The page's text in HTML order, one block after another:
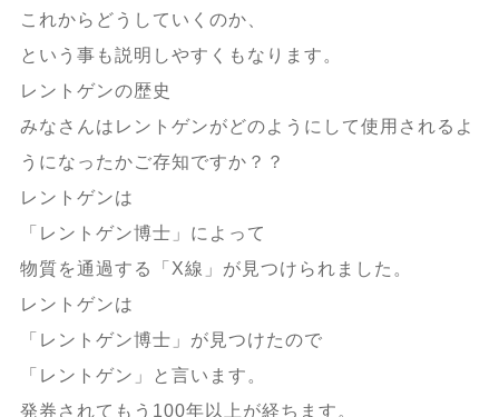
これからどうしていくのか、
という事も説明しやすくもなります。
レントゲンの歴史
みなさんはレントゲンがどのようにして使用されるよ
うになったかご存知ですか？？
レントゲンは
「レントゲン博士」によって
物質を通過する「X線」が見つけられました。
レントゲンは
「レントゲン博士」が見つけたので
「レントゲン」と言います。
発券されてもう100年以上が経ちます。